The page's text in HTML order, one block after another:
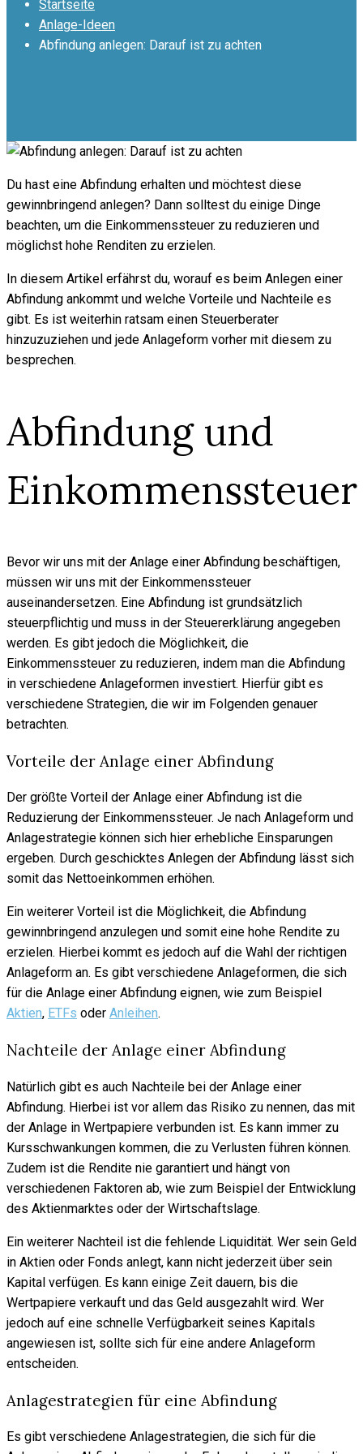
Startseite
Anlage-Ideen
Abfindung anlegen: Darauf ist zu achten
Du hast eine Abfindung erhalten und möchtest diese
gewinnbringend anlegen? Dann solltest du einige Dinge
beachten, um die Einkommenssteuer zu reduzieren und
möglichst hohe Renditen zu erzielen.
In diesem Artikel erfährst du, worauf es beim Anlegen einer
Abfindung ankommt und welche Vorteile und Nachteile es
gibt. Es ist weiterhin ratsam einen Steuerberater
hinzuzuziehen und jede Anlageform vorher mit diesem zu
besprechen.
Abfindung und
Einkommenssteuer
Bevor wir uns mit der Anlage einer Abfindung beschäftigen,
müssen wir uns mit der Einkommenssteuer
auseinandersetzen. Eine Abfindung ist grundsätzlich
steuerpflichtig und muss in der Steuererklärung angegeben
werden. Es gibt jedoch die Möglichkeit, die
Einkommenssteuer zu reduzieren, indem man die Abfindung
in verschiedene Anlageformen investiert. Hierfür gibt es
verschiedene Strategien, die wir im Folgenden genauer
betrachten.
Vorteile der Anlage einer Abfindung
Der größte Vorteil der Anlage einer Abfindung ist die
Reduzierung der Einkommenssteuer. Je nach Anlageform und
Anlagestrategie können sich hier erhebliche Einsparungen
ergeben. Durch geschicktes Anlegen der Abfindung lässt sich
somit das Nettoeinkommen erhöhen.
Ein weiterer Vorteil ist die Möglichkeit, die Abfindung
gewinnbringend anzulegen und somit eine hohe Rendite zu
erzielen. Hierbei kommt es jedoch auf die Wahl der richtigen
Anlageform an. Es gibt verschiedene Anlageformen, die sich
für die Anlage einer Abfindung eignen, wie zum Beispiel
Aktien, ETFs oder Anleihen.
Nachteile der Anlage einer Abfindung
Natürlich gibt es auch Nachteile bei der Anlage einer
Abfindung. Hierbei ist vor allem das Risiko zu nennen, das mit
der Anlage in Wertpapiere verbunden ist. Es kann immer zu
Kursschwankungen kommen, die zu Verlusten führen können.
Zudem ist die Rendite nie garantiert und hängt von
verschiedenen Faktoren ab, wie zum Beispiel der Entwicklung
des Aktienmarktes oder der Wirtschaftslage.
Ein weiterer Nachteil ist die fehlende Liquidität. Wer sein Geld
in Aktien oder Fonds anlegt, kann nicht jederzeit über sein
Kapital verfügen. Es kann einige Zeit dauern, bis die
Wertpapiere verkauft und das Geld ausgezahlt wird. Wer
jedoch auf eine schnelle Verfügbarkeit seines Kapitals
angewiesen ist, sollte sich für eine andere Anlageform
entscheiden.
Anlagestrategien für eine Abfindung
Es gibt verschiedene Anlagestrategien, die sich für die